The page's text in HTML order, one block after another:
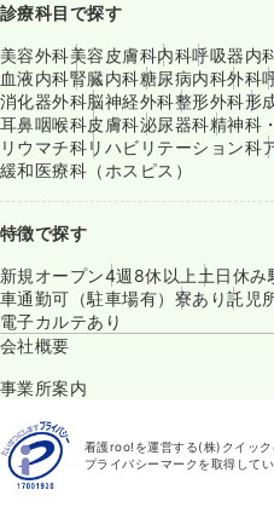
診療科目で探す
美容外科美容皮膚科内科呼吸器内
血液内科腎臓内科糖尿病内科外科
消化器外科脳神経外科整形外科形
耳鼻咽喉科皮膚科泌尿器科精神科
リウマチ科リハビリテーション科
緩和医療科（ホスピス）
特徴で探す
新規オープン4週8休以上 土日休み
車通勤可（駐車場有） 寮あり託児
電子カルテあり
会社概要
事業所案内
看護roo!を運営する(株)クイッ
プライバシーマークを取得してい